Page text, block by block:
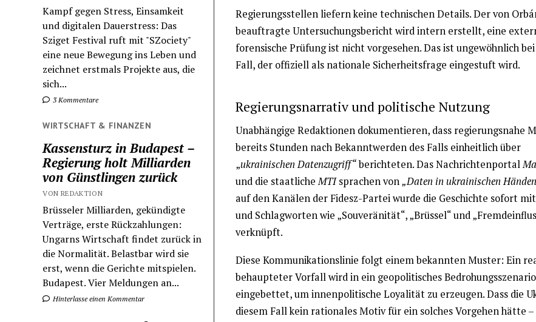
Kampf gegen Stress, Einsamkeit
und digitalen Dauerstress: Das
Sziget Festival ruft mit "SZociety"
eine neue Bewegung ins Leben und
zeichnet erstmals Projekte aus, die
sich...
3 Kommentare
WIRTSCHAFT & FINANZEN
Kassensturz in Budapest –
Regierung holt Milliarden
von Günstlingen zurück
VON REDAKTION
Brüsseler Milliarden, gekündigte
Verträge, erste Rückzahlungen:
Ungarns Wirtschaft findet zurück in
die Normalität. Belastbar wird sie
erst, wenn die Gerichte mitspielen.
Budapest. Vier Meldungen an...
Hinterlasse einen Kommentar
Regierungsstellen liefern keine technischen Details. Der von
beauftragte Untersuchungsbericht wird intern erstellt, eine
forensische Prüfung ist nicht vorgesehen. Das ist ungewöhnlich
Fall, der offiziell als nationale Sicherheitsfrage eingestuft wird.
Regierungsnarrativ und politische Nutzung
Unabhängige Redaktionen dokumentieren, dass regierungsnahe
bereits Stunden nach Bekanntwerden des Falls einheitlich über
„ukrainischen Datenzugriff“berichteten. Das Nachrichtenportal
und die staatlicheMTIsprachen von„Daten in ukrainischen
auf den Kanälen der Fidesz-Partei wurde die Geschichte sofort
und Schlagworten wie „Souveränität“, „Brüssel“ und
verknüpft.
Diese Kommunikationslinie folgt einem bekannten Muster: Ein
behaupteter Vorfall wird in ein geopolitisches Bedrohungsszenario
eingebettet, um innenpolitische Loyalität zu erzeugen. Dass die
diesem Fall kein rationales Motiv für ein solches Vorgehen hätte